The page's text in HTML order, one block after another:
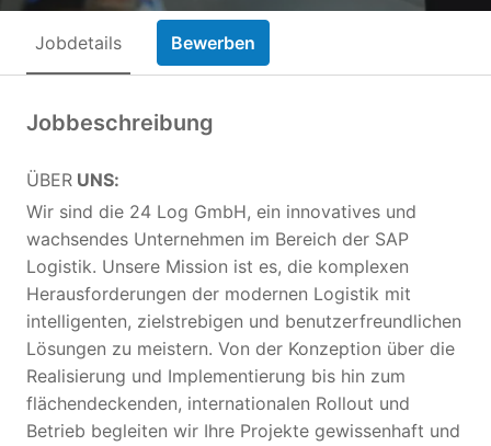
Jobdetails Bewerben
Jobbeschreibung
ÜBER UNS:
Wir sind die 24 Log GmbH, ein innovatives und
wachsendes Unternehmen im Bereich der SAP
Logistik. Unsere Mission ist es, die komplexen
Herausforderungen der modernen Logistik mit
intelligenten, zielstrebigen und benutzerfreundlichen
Lösungen zu meistern. Von der Konzeption über die
Realisierung und Implementierung bis hin zum
flächendeckenden, internationalen Rollout und
Betrieb begleiten wir Ihre Projekte gewissenhaft und